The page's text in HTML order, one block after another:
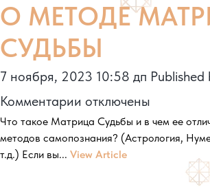
О МЕТОДЕ
СУДЬБЫ
7 ноября, 2023 10:58 дп Published
Комментарии к
записи
О
отключены
Что такое Матрица Судьбы и в чем ее
методов самопознания? (Астрология,
т.д.) Если вы... View Article